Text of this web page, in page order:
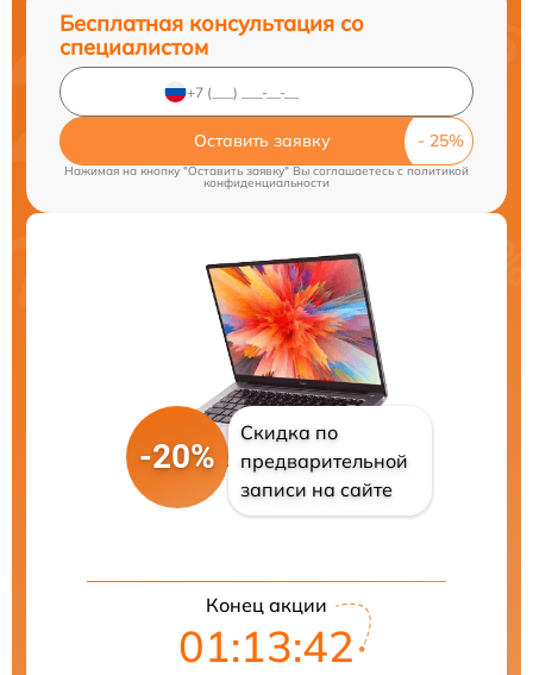
Бесплатная консультация со
специалистом
Оставить заявку
Нажимая на кнопку "Оставить заявку" Вы соглашаетесь cполитикой
конфиденциальности
-20%
Скидка по
предварительной
записи на сайте
Конец акции
01:13:41